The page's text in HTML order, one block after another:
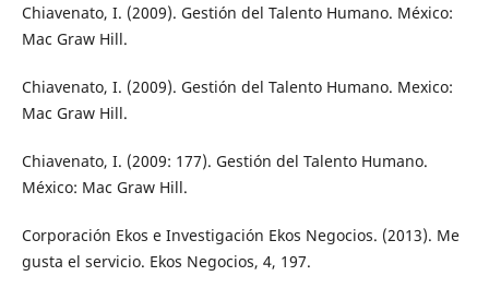
Chiavenato, I. (2009). Gestión del Talento Humano. México:
Mac Graw Hill.
Chiavenato, I. (2009). Gestión del Talento Humano. Mexico:
Mac Graw Hill.
Chiavenato, I. (2009: 177). Gestión del Talento Humano.
México: Mac Graw Hill.
Corporación Ekos e Investigación Ekos Negocios. (2013). Me
gusta el servicio. Ekos Negocios, 4, 197.